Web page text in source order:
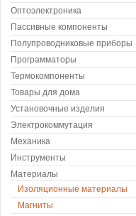
Оптоэлектроника
Пассивные компоненты
Полупроводниковые приборы
Программаторы
Термокомпоненты
Товары для дома
Установочные изделия
Электрокоммутация
Механика
Инструменты
Материалы
Изоляционные материалы
Магниты